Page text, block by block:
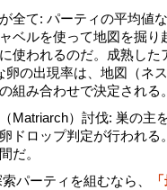
全て: パーティの平均値
ベルを使って地図を掘り
使われるのだ。成熟した
卵の出現率は、地図（ネ
組み合わせで決定される。
Matriarch）討伐: 巣の主
ドロップ判定が行われる
だ。
パーティを組むなら、